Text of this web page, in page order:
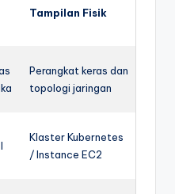
Tampilan Fisik
Perangkat keras dan
topologi jaringan
Klaster Kubernetes
/ Instance EC2